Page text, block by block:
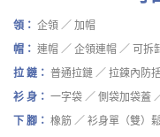
領： 企領 ／ 加帽
帽： 連帽 ／ 企領連帽 ／ 可拆
拉 鏈： 普通拉鏈 ／ 拉鍊內防
衫 身： 一字袋 ／ 側袋加袋蓋
下 腳： 橡筋 ／ 衫身單（雙）